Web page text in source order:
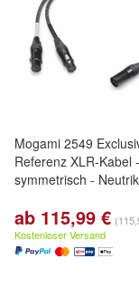
Mogami 2549
Referenz XLR-Kabel -
symmetrisch - Neutrik
ab 115,99 €
Kostenloser Versand